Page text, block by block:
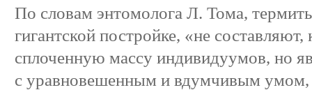
По словам энтомолога Л. Тома,
гигантской постройке, «не составляют,
сплоченную массу индивидуумов, но
с уравновешенным и вдумчивым